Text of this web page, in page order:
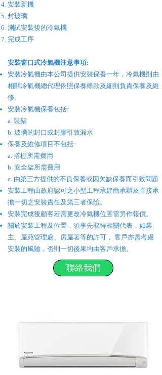
安裝新機
封玻璃
​測試安裝後的冷氣機
完成工序
​安裝窗口式冷氣機注意事項:
安裝冷氣機由本公司提供安裝保養一年，冷氣機則由
相關冷氣機總代理依照保養條款及細則負責保養及維
修。
安裝冷氣機保養包括:
a. 裝架
b. 玻璃的封口或封膠引致漏水
保養及維修項目不包括:
a. 搭棚所需費用
b. 安全架所需費用
c. 由第三方提供的不良保養或因欠缺保養而引致問題
安裝工程由政府認可之小型工程承建商承辦及直接承
擔一切之安裝責任及第三者保險。
安裝完成後顧客若需更改冷氣機位置需另作報價。
關於安裝工程及位置，須事先取得相關代表，如業
主、屋苑管理處、房屋署等的許可， 客戶亦需考慮
安裝的風險，否則一切後果均由客戶承擔。
聯絡我們